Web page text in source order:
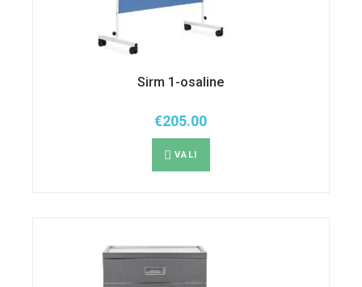
Sirm 1-osaline
€205.00
VALI
mitu